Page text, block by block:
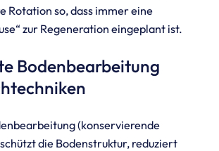
Rotation so, dass immer eine
zur Regeneration eingeplant ist.
Bodenbearbeitung
(konservierende
die Bodenstruktur, reduziert